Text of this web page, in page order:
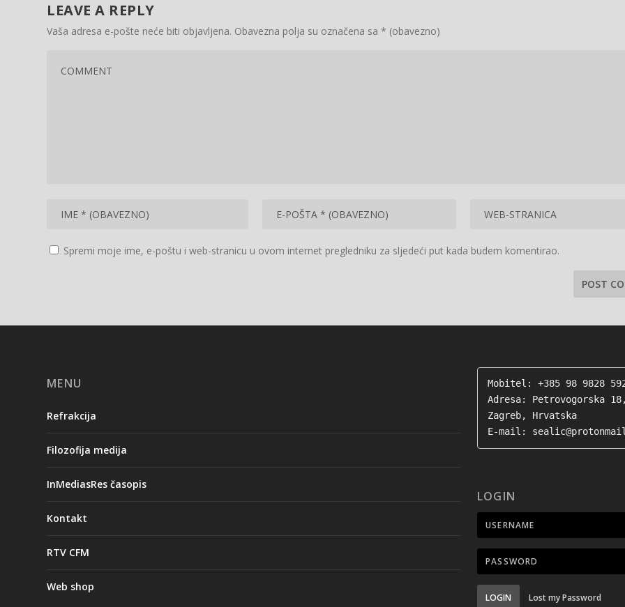
LEAVE A REPLY
Vaša adresa e-pošte neće biti objavljena. Obavezna polja su označena sa* (obavezno)
Spremi moje ime, e-poštu i web-stranicu u ovom internet pregledniku za sljedeći put kada budem komentirao.
MENU
Refrakcija
Filozofija medija
InMediasRes časopis
Kontakt
RTV CFM
Web shop
Mobitel: +385 98 9828
Adresa: Petrovogorska
Zagreb, Hrvatska
E-mail:
LOGIN
LOGIN Lost my Password